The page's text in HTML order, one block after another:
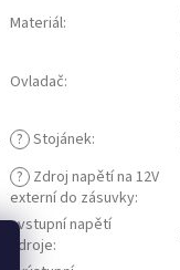
Materiál:
Ovladač:
? Stojánek:
? Zdroj napětí na 12V
externí do zásuvky:
- vstupní napětí
zdroje: